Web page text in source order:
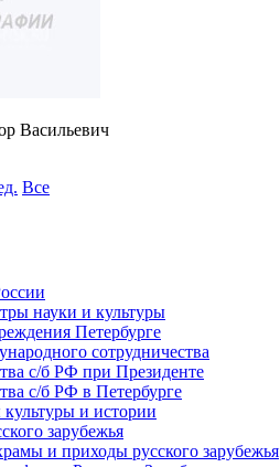
Васильевич
Все
науки и культуры
Петербурге
сотрудничества
с/б РФ при Президенте
с/б РФ в Петербурге
и истории
зарубежья
и приходы русского зарубежья